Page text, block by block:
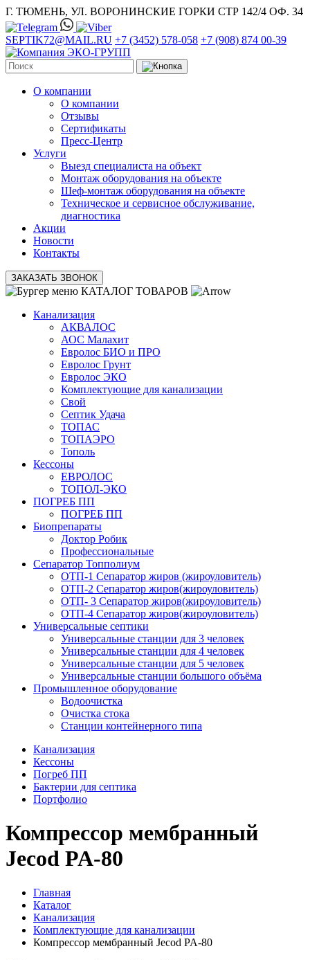
Г. ТЮМЕНЬ, УЛ. ВОРОНИНСКИЕ ГОРКИ СТР 142/4 ОФ. 34
SEPTIK72@MAIL.RU +7 (3452) 578-058 +7 (908) 874 00-39
О компании
О компании
Отзывы
Сертификаты
Пресс-Центр
Услуги
Выезд специалиста на объект
Монтаж оборудования на объекте
Шеф-монтаж оборудования на объекте
Техническое и сервисное обслуживание,
диагностика
Акции
Новости
Контакты
ЗАКАЗАТЬ ЗВОНОК
КАТАЛОГ ТОВАРОВ
Канализация
АКВАЛОС
АОС Малахит
Евролос БИО и ПРО
Евролос Грунт
Евролос ЭКО
Комплектующие для канализации
Свой
Септик Удача
ТОПАС
ТОПАЭРО
Тополь
Кессоны
ЕВРОЛОС
ТОПОЛ-ЭКО
ПОГРЕБ ПП
ПОГРЕБ ПП
Биопрепараты
Доктор Робик
Профессиональные
Сепаратор Топполиум
ОТП-1 Сепаратор жиров (жироуловитель)
ОТП-2 Сепаратор жиров(жироуловитель)
ОТП- 3 Сепаратор жиров(жироуловитель)
ОТП-4 Сепаратор жиров(жироуловитель)
Универсальные септики
Универсальные станции для 3 человек
Универсальные станции для 4 человек
Универсальные станции для 5 человек
Универсальные станции большого объёма
Промышленное оборудование
Водоочистка
Очистка стока
Станции контейнерного типа
Канализация
Кессоны
Погреб ПП
Бактерии для септика
Портфолио
Компрессор мембранный
Jecod PA-80
Главная
Каталог
Канализация
Комплектующие для канализации
Компрессор мембранный Jecod PA-80